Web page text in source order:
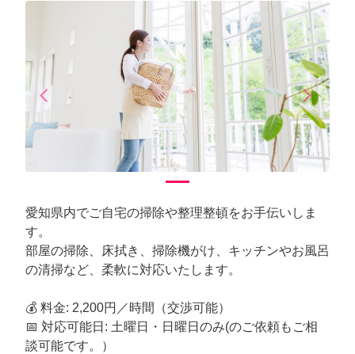
arrow_back_iosPrevious arrow_forward_iosNext
愛知県内でご自宅の掃除や整理整頓をお手伝いしま
す。
部屋の掃除、床拭き、掃除機がけ、キッチンやお風呂
の清掃など、柔軟に対応いたします。
💰 料金: 2,200円／時間（交渉可能）
📅 対応可能日: 土曜日・日曜日のみ(のご依頼もご相
談可能です。）